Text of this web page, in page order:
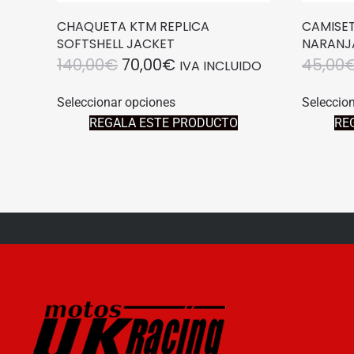
CHAQUETA KTM REPLICA
SOFTSHELL JACKET
140,00€ EL
ORIGINAL
ERA:
70,00€EL
ACTUAL
ES:
IVA INCLUIDO
Seleccionar opcionesproducto
tiene
opciones
la
página
REGALA ESTE PRODUCTO
45,00